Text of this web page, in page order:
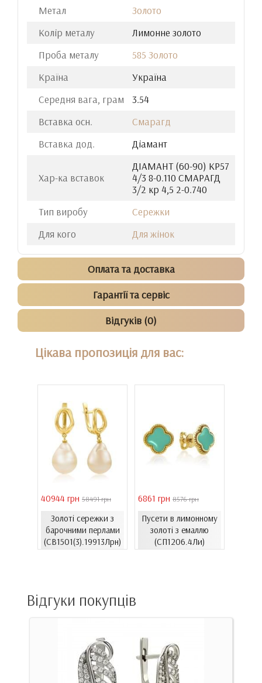
Метал
Золото
Колір металу
Лимонне золото
Проба металу
585 Золото
Країна
Україна
Середня вага, грам
3.54
Вставка осн.
Смарагд
Вставка дод.
Діамант
Хар-ка вставок
ДIАМАНТ (60-90) КР57
4/3 8-0.110 СМАРАГД
3/2 кр 4,5 2-0.740
Тип виробу
Сережки
Для кого
Для жінок
Оплата та доставка
Гарантії та сервіс
Відгуків (0)
Цікава пропозиція для вас:
40944 грн 58491 грн
Золоті сережки з
барочними перлами
(СВ1501(3).19913Лрн)
6861 грн 8576 грн
Пусети в лимонному
золоті з емаллю
(СП1206.4Ли)
Відгуки покупців